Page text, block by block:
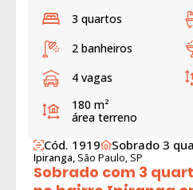
3 quartos
2 banheiros
4 vagas
180 m²
área terreno
Cód. 1919 Sobrado 3
Ipiranga, São Paulo, SP
Sobrado com 3